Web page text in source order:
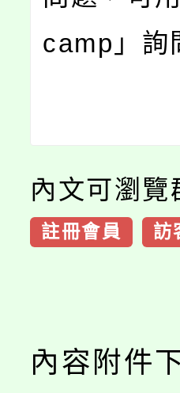
camp」詢
內文可瀏覽
註冊會員 訪
內容附件